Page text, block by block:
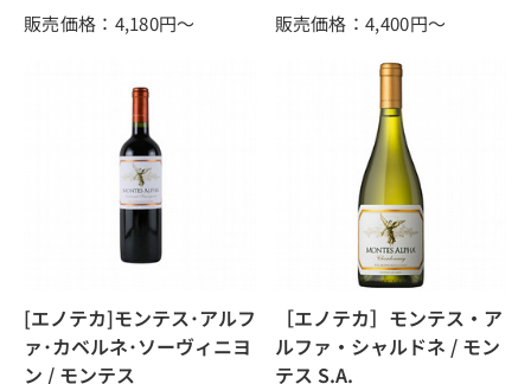
販売価格：4,180円～ 販売価格：4,400円～
[エノテカ]モンテス･アルフ
ァ･カベルネ･ソーヴィニヨ
ン / モンテス
［エノテカ］モンテス・ア
ルファ・シャルドネ / モン
テス S.A.